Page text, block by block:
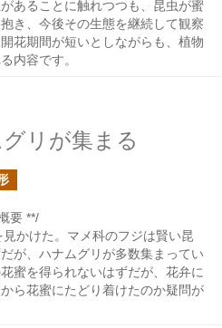
あることに触れつつも、昆虫が蜜
き、今後その生態を継続して観察
花期間が短いとしながらも、植物
内容です。
リが集まる
要 **/
かけた。マメ科のフジは賢い昆
が、ハナムグリが多数集まってい
蜜を得られないはずだが、花弁に
ら花蜜にたどり着けたのか疑問が